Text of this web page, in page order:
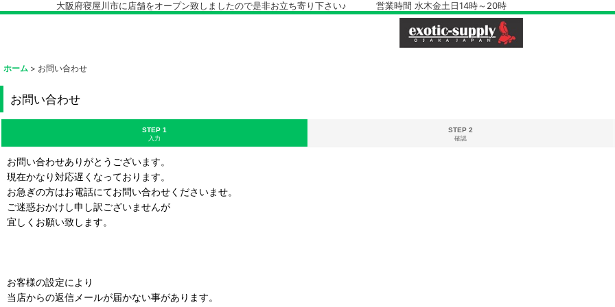
大阪府寝屋川市に店舗をオープン致しましたので是非お立ち寄り下さい♪ 営業時間 水木金土日14時～20時
ホーム > お問い合わせ
お問い合わせ
STEP 1
入力
STEP 2
確認
お問い合わせありがとうございます。
現在かなり対応遅くなっております。
お急ぎの方はお電話にてお問い合わせくださいませ。
ご迷惑おかけし申し訳ございませんが
宜しくお願い致します。
お客様の設定により
当店からの返信メールが届かない事があります。